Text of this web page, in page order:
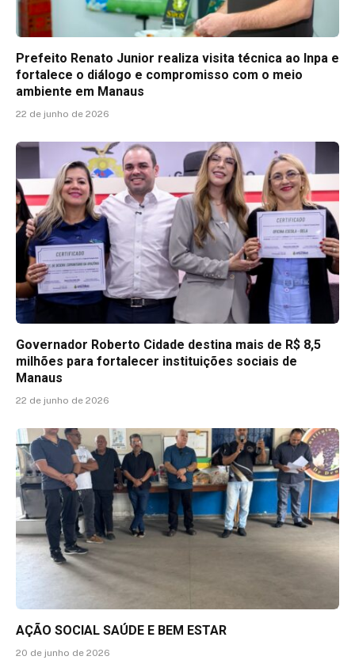
Prefeito Renato Junior realiza visita técnica ao Inpa e
fortalece o diálogo e compromisso com o meio
ambiente em Manaus
22 de junho de 2026
Governador Roberto Cidade destina mais de R$ 8,5
milhões para fortalecer instituições sociais de
Manaus
22 de junho de 2026
AÇÃO SOCIAL SAÚDE E BEM ESTAR
20 de junho de 2026